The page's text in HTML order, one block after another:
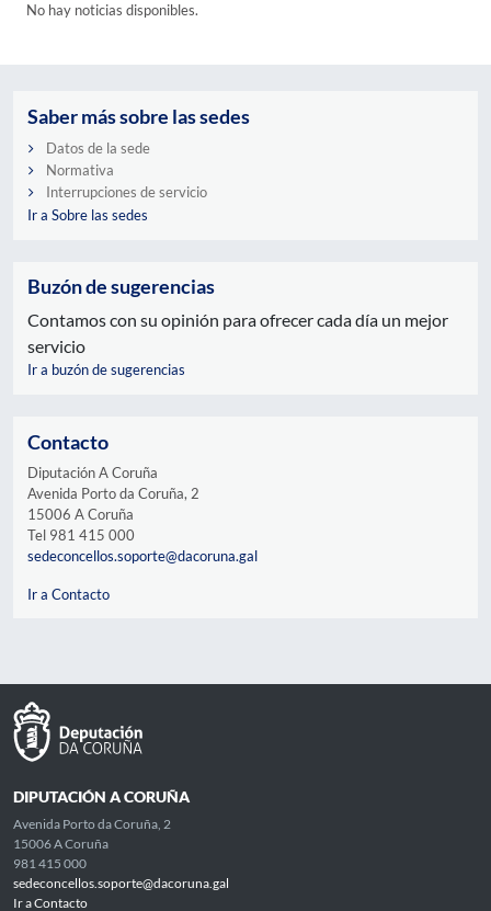
No hay noticias disponibles.
Saber más sobre las sedes
Datos de la sede
Normativa
Interrupciones de servicio
Ir a Sobre las sedes
Buzón de sugerencias
Contamos con su opinión para ofrecer cada día un mejor
servicio
Ir a buzón de sugerencias
Contacto
Diputación A Coruña
Avenida Porto da Coruña, 2
15006 A Coruña
Tel 981 415 000
sedeconcellos.soporte@dacoruna.gal
Ir a Contacto
DIPUTACIÓN A CORUÑA
Avenida Porto da Coruña, 2
15006 A Coruña
981 415 000
sedeconcellos.soporte@dacoruna.gal
Ir a Contacto